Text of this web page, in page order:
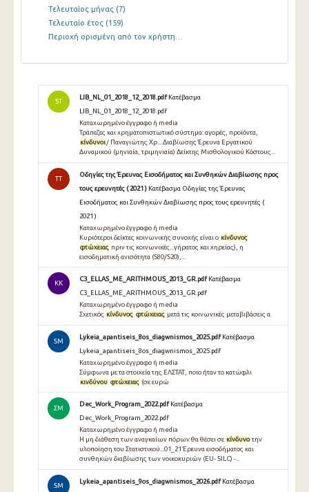
Τελευταίος μήνας (7)
Τελευταίο έτος (159)
Περιοχή ορισμένη από τον χρήστη…
ST
LIB_NL_01_2018_12_2018.pdf Κατέβασμα
LIB_NL_01_2018_12_2018.pdf
Καταχωρημένο έγγραφο ή media
Τράπεζες και χρηματοπιστωτικό σύστημα: αγορές, προϊόντα,
κίνδυνοι/ Παναγιώτης Χρ....Διαβίωσης Έρευνα Εργατικού
Δυναμικού (μηνιαία, τριμηνιαία) Δείκτης Μισθολογικού Κόστους...
TT
Οδηγίες της Έρευνας Εισοδήματος και Συνθηκών Διαβίωσης προς
τους ερευνητές ( 2021 ) Κατέβασμα Οδηγίες της Έρευνας
Εισοδήματος και Συνθηκών Διαβίωσης προς τους ερευνητές (
2021 )
Καταχωρημένο έγγραφο ή media
Κυριότεροι δείκτες κοινωνικής συνοχής είναι ο κίνδυνος
φτώχειας πριν τις κοινωνικές...γήρατος και χηρείας), η
εισοδηματική ανισότητα (S80/S20),...
KK
C3_ELLAS_ME_ARITHMOUS_2013_GR.pdf Κατέβασμα
C3_ELLAS_ME_ARITHMOUS_2013_GR.pdf
Καταχωρημένο έγγραφο ή media
Σχετικός κίνδυνος φτώχειας μετά τις κοινωνικές μεταβιβάσεις α.
SM
Lykeia_apantiseis_8os_diagwnismos_2025.pdf Κατέβασμα
Lykeia_apantiseis_8os_diagwnismos_2025.pdf
Καταχωρημένο έγγραφο ή media
Σύμφωνα με τα στοιχεία της ΕΛΣΤΑΤ, ποιο ήταν το κατώφλι
κινδύνου φτώχειας (σε ευρώ
ΣΜ
Dec_Work_Program_2022.pdf Κατέβασμα
Dec_Work_Program_2022.pdf
Καταχωρημένο έγγραφο ή media
Η μη διάθεση των αναγκαίων πόρων θα θέσει σε κίνδυνοτην
υλοποίηση του Στατιστικού...01_21 Έρευνα εισοδήματος και
συνθηκών διαβίωσης των νοικοκυριών (EU- SILC) -...
SM
Lykeia_apantiseis_9os_diagwnismos_2026.pdf Κατέβασμα